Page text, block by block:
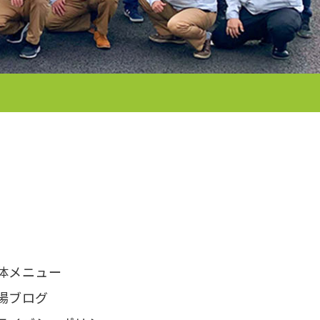
メニュー
ブログ